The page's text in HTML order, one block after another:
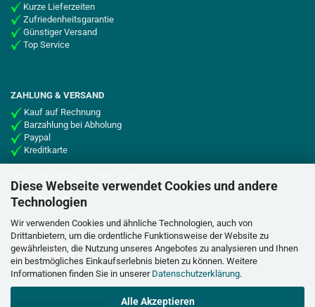
Diese Webseite verwendet Cookies und andere
Technologien
Wir verwenden Cookies und ähnliche Technologien, auch von
Drittanbietern, um die ordentliche Funktionsweise der Website zu
gewährleisten, die Nutzung unseres Angebotes zu analysieren und Ihnen
ein bestmögliches Einkaufserlebnis bieten zu können. Weitere
Informationen finden Sie in unserer Datenschutzerklärung.
Alle Akzeptieren
Kurze Lieferzeiten
Zufriedenheitsgarantie
Günstiger Versand
Top Service
ZAHLUNG & VERSAND
Kauf auf Rechnung
Barzahlung bei Abholung
Paypal
Kreditkarte
SOCIAL MEDIA